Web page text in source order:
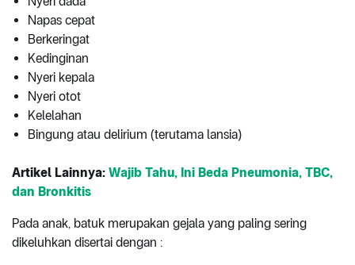
Napas cepat
Berkeringat
Kedinginan
Nyeri kepala
Nyeri otot
Kelelahan
Bingung atau delirium (terutama lansia)
Artikel Lainnya: Wajib Tahu, Ini Beda Pneumonia, TBC,
dan Bronkitis
Pada anak, batuk merupakan gejala yang paling sering
dikeluhkan disertai dengan :